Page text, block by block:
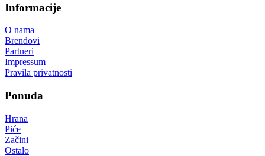
Informacije
O nama
Brendovi
Partneri
Impressum
Pravila privatnosti
Ponuda
Hrana
Piće
Začini
Ostalo